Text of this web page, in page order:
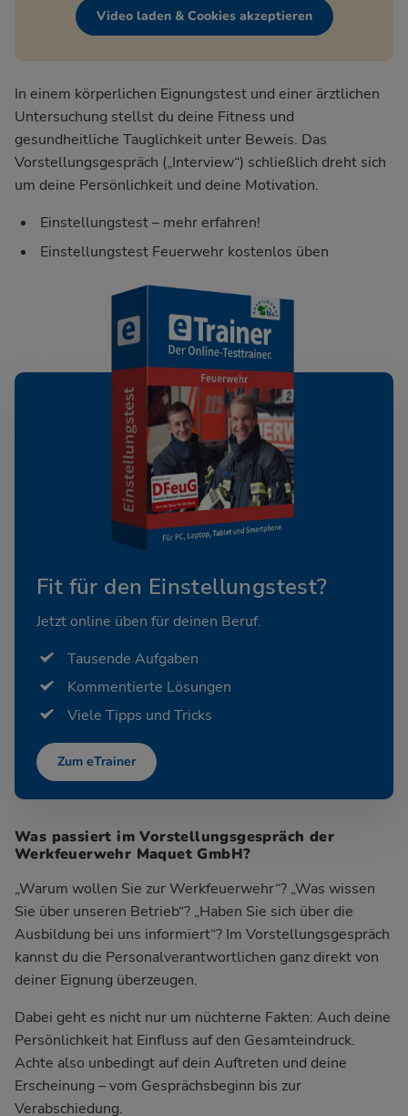
Video laden & Cookies akzeptieren
In einem körperlichen Eignungstest und einer ärztlichen
Untersuchung stellst du deine Fitness und
gesundheitliche Tauglichkeit unter Beweis. Das
Vorstellungsgespräch („Interview“) schließlich dreht sich
um deine Persönlichkeit und deine Motivation.
Einstellungstest – mehr erfahren!
Einstellungstest Feuerwehr kostenlos üben
Fit für den Einstellungstest?
Jetzt online üben für deinen Beruf.
Tausende Aufgaben
Kommentierte Lösungen
Viele Tipps und Tricks
Zum eTrainer
Was passiert im Vorstellungsgespräch der
Werkfeuerwehr Maquet GmbH?
„Warum wollen Sie zur Werkfeuerwehr“? „Was wissen
Sie über unseren Betrieb“? „Haben Sie sich über die
Ausbildung bei uns informiert“? Im Vorstellungsgespräch
kannst du die Personalverantwortlichen ganz direkt von
deiner Eignung überzeugen.
Dabei geht es nicht nur um nüchterne Fakten: Auch deine
Persönlichkeit hat Einfluss auf den Gesamteindruck.
Achte also unbedingt auf dein Auftreten und deine
Erscheinung – vom Gesprächsbeginn bis zur
Verabschiedung.